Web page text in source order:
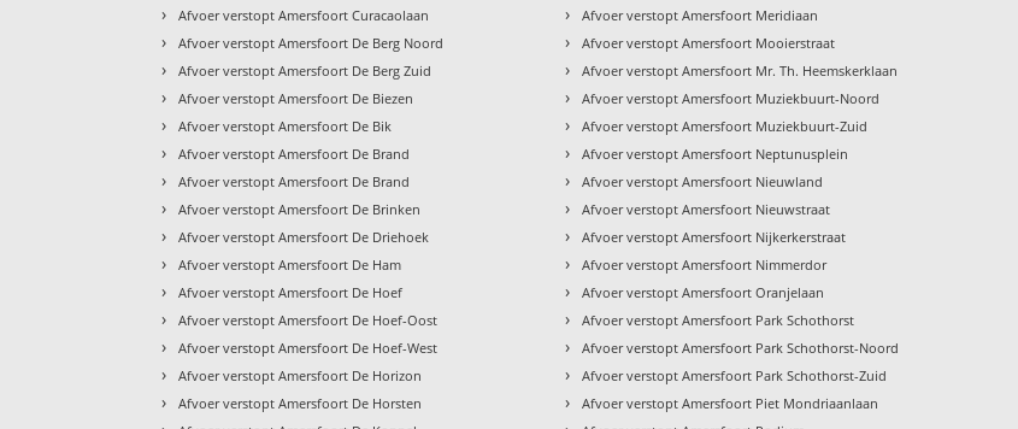
› Afvoer verstopt Amersfoort Curacaolaan
› Afvoer verstopt Amersfoort De Berg Noord
› Afvoer verstopt Amersfoort De Berg Zuid
› Afvoer verstopt Amersfoort De Biezen
› Afvoer verstopt Amersfoort De Bik
› Afvoer verstopt Amersfoort De Brand
› Afvoer verstopt Amersfoort De Brand
› Afvoer verstopt Amersfoort De Brinken
› Afvoer verstopt Amersfoort De Driehoek
› Afvoer verstopt Amersfoort De Ham
› Afvoer verstopt Amersfoort De Hoef
› Afvoer verstopt Amersfoort De Hoef-Oost
› Afvoer verstopt Amersfoort De Hoef-West
› Afvoer verstopt Amersfoort De Horizon
› Afvoer verstopt Amersfoort De Horsten
› Afvoer verstopt Amersfoort Meridiaan
› Afvoer verstopt Amersfoort Mooierstraat
› Afvoer verstopt Amersfoort Mr. Th. Heemskerklaan
› Afvoer verstopt Amersfoort Muziekbuurt-Noord
› Afvoer verstopt Amersfoort Muziekbuurt-Zuid
› Afvoer verstopt Amersfoort Neptunusplein
› Afvoer verstopt Amersfoort Nieuwland
› Afvoer verstopt Amersfoort Nieuwstraat
› Afvoer verstopt Amersfoort Nijkerkerstraat
› Afvoer verstopt Amersfoort Nimmerdor
› Afvoer verstopt Amersfoort Oranjelaan
› Afvoer verstopt Amersfoort Park Schothorst
› Afvoer verstopt Amersfoort Park Schothorst-Noord
› Afvoer verstopt Amersfoort Park Schothorst-Zuid
› Afvoer verstopt Amersfoort Piet Mondriaanlaan